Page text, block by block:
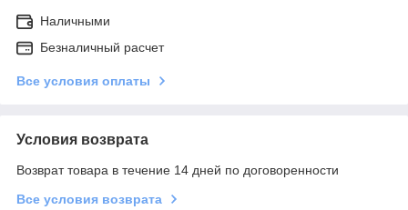
Наличными
Безналичный расчет
Все условия оплаты
Условия возврата
Возврат товара в течение 14 дней по договоренности
Все условия возврата